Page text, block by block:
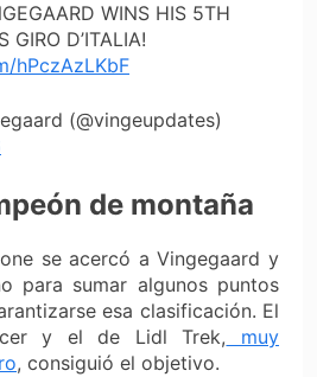
WINS HIS 5TH
GIRO D’ITALIA!
hPczAzLKbF
(@vingeupdates)
de montaña
se acercó a Vingegaard y
para sumar algunos puntos
esa clasificación. El
y el de Lidl Trek, muy
, consiguió el objetivo.